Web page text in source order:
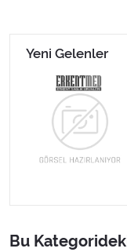
Sarf Malzemeleri
Tıbbi Tekstil Ürünleri
Varis Çorapları
Yeni Gelenler
Bu